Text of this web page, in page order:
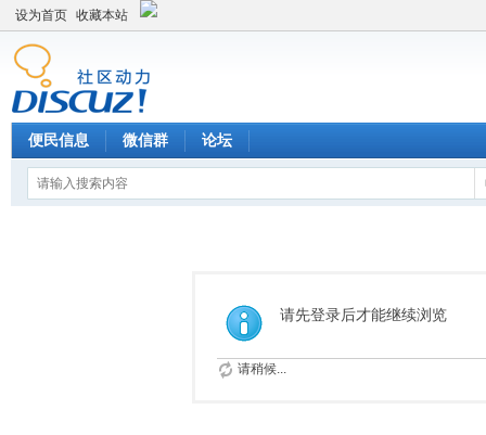
设为首页 收藏本站
便民信息 微信群 论坛
请先登录后才能继续浏览
请稍候...